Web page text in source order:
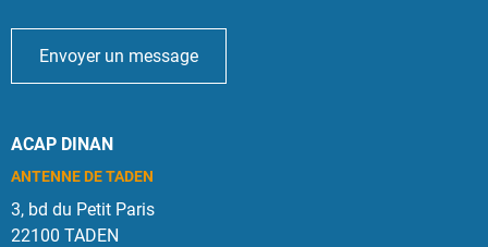
Envoyer un message
ACAP DINAN
ANTENNE DE TADEN
3, bd du Petit Paris
22100 TADEN